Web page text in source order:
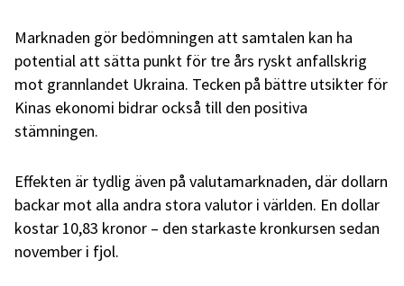
Marknaden gör bedömningen att samtalen kan ha
potential att sätta punkt för tre års ryskt anfallskrig
mot grannlandet Ukraina. Tecken på bättre utsikter för
Kinas ekonomi bidrar också till den positiva
stämningen.
Effekten är tydlig även på valutamarknaden, där dollarn
backar mot alla andra stora valutor i världen. En dollar
kostar 10,83 kronor – den starkaste kronkursen sedan
november i fjol.